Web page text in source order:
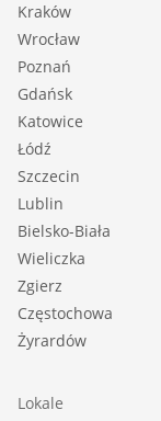
Kraków
Wrocław
Poznań
Gdańsk
Katowice
Łódź
Szczecin
Lublin
Bielsko-Biała
Wieliczka
Zgierz
Częstochowa
Żyrardów
Lokale